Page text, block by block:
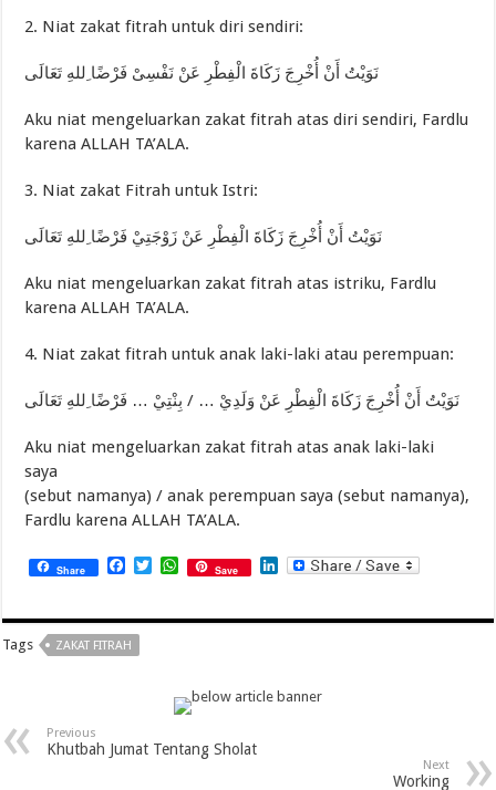
2. Niat zakat fitrah untuk diri sendiri:
ﻧَﻮَﻳْﺖُ ﺃَﻥْ ﺃُﺧْﺮِﺝَ ﺯَﻛَﺎﺓَ ﺍﻟْﻔِﻄْﺮِ ﻋَﻦْ ﻧَﻔْﺴِﻰْ ﻓَﺮْﺿًﺎ ِﻟﻠﻪِ ﺗَﻌَﺎﻟَﻰ
Aku niat mengeluarkan zakat fitrah atas diri sendiri, Fardlu
karena ALLAH TA’ALA.
3. Niat zakat Fitrah untuk Istri:
ﻧَﻮَﻳْﺖُ ﺃَﻥْ ﺃُﺧْﺮِﺝَ ﺯَﻛَﺎﺓَ ﺍﻟْﻔِﻄْﺮِ ﻋَﻦْ ﺯَﻭْﺟَﺘِﻲْ ﻓَﺮْﺿًﺎ ِﻟﻠﻪِ ﺗَﻌَﺎﻟَﻰ
Aku niat mengeluarkan zakat fitrah atas istriku, Fardlu
karena ALLAH TA’ALA.
4. Niat zakat fitrah untuk anak laki-laki atau perempuan:
ﻧَﻮَﻳْﺖُ ﺃَﻥْ ﺃُﺧْﺮِﺝَ ﺯَﻛَﺎﺓَ ﺍﻟْﻔِﻄْﺮِ ﻋَﻦْ ﻭَﻟَﺪِﻱْ … / ﺑِﻨْﺘِﻲْ … ﻓَﺮْﺿًﺎ ِﻟﻠﻪِ ﺗَﻌَﺎﻟَﻰ
Aku niat mengeluarkan zakat fitrah atas anak laki-laki
saya
(sebut namanya) / anak perempuan saya (sebut namanya),
Fardlu karena ALLAH TA’ALA.
Share Facebook
TwitterWhatsApp
Save LinkedIn
Tags ZAKAT FITRAH
Previous
Khutbah Jumat Tentang Sholat
Next
Working